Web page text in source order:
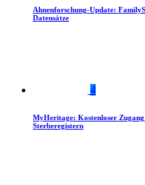
Ahnenforschung-Update:
Datensätze
4
MyHeritage: Kostenloser
Sterberegistern